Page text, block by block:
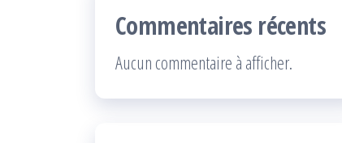
Commentaires récents
Aucun commentaire à afficher.